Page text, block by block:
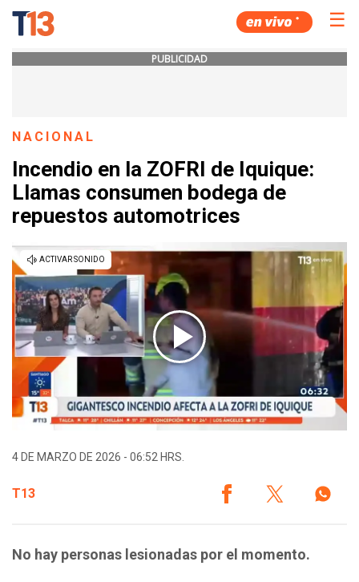
☰
PUBLICIDAD
NACIONAL
Incendio en la ZOFRI de Iquique:
Llamas consumen bodega de
repuestos automotrices
4 DE MARZO DE 2026 - 06:52 HRS.
T13
No hay personas lesionadas por el momento.